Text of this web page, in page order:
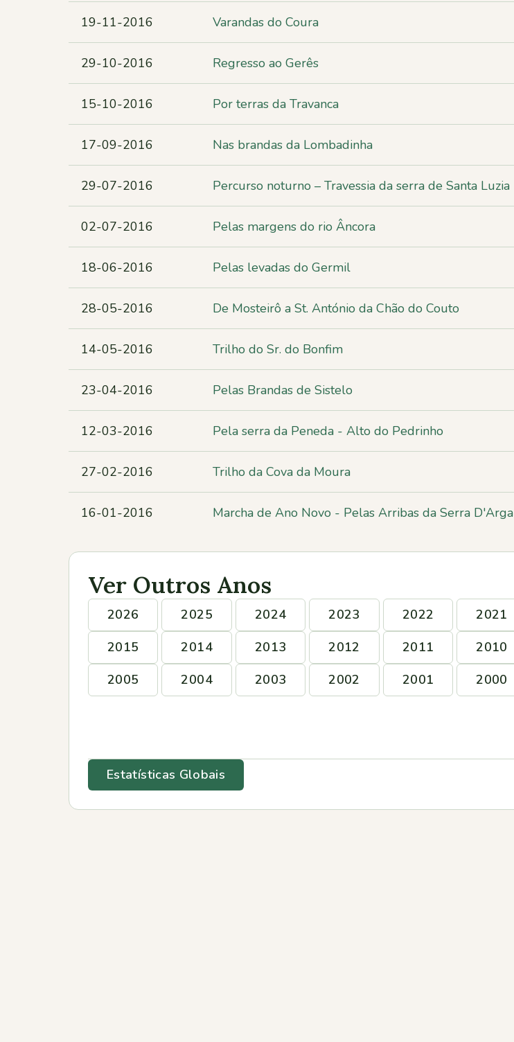
19-11-2016 Varandas do Coura
29-10-2016 Regresso ao Gerês
15-10-2016 Por terras da Travanca
17-09-2016 Nas brandas da Lombadinha
29-07-2016 Percurso noturno – Travessia da serra de Santa Luzia
02-07-2016 Pelas margens do rio Âncora
18-06-2016 Pelas levadas do Germil
28-05-2016 De Mosteirô a St. António da Chão do Couto
14-05-2016 Trilho do Sr. do Bonfim
23-04-2016 Pelas Brandas de Sistelo
12-03-2016 Pela serra da Peneda - Alto do Pedrinho
27-02-2016 Trilho da Cova da Moura
16-01-2016 Marcha de Ano Novo - Pelas Arribas da Serra D'Arga
Ver Outros Anos
2026 2025 2024 2023 2022 2021
2015
2014 2013 2012 2011 2010
2005
2004 2003 2002 2001 2000
Estatísticas Globais